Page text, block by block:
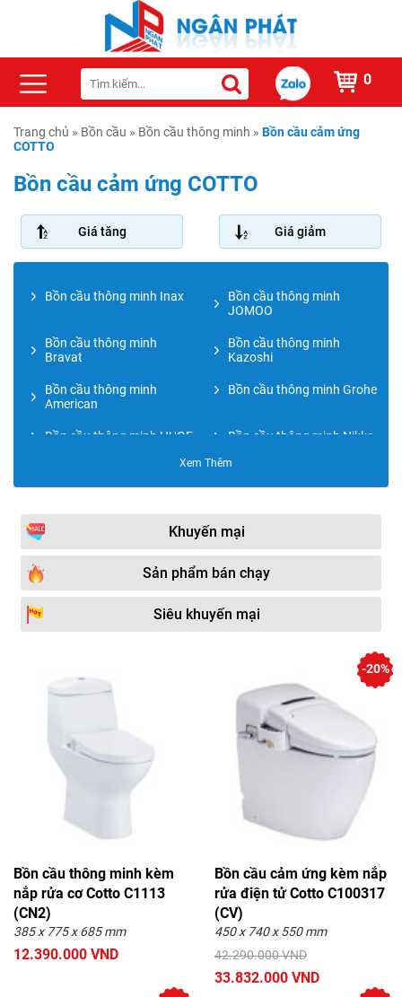
0
Trang chủ » Bồn cầu » Bồn cầu thông minh » Bồn cầu cảm ứng
COTTO
Bồn cầu cảm ứng COTTO
Giá tăng Giá giảm
Bồn cầu thông minh Inax
Bồn cầu thông minh
JOMOO
Bồn cầu thông minh
Bravat
Bồn cầu thông minh
Kazoshi
Bồn cầu thông minh
American
Bồn cầu thông minh Grohe
Bồn cầu thông minh HUGE Bồn cầu thông minh Nikko
Bồn cầu thông minh Toto Bồn cầu thông minh Moen
Duravit
Moonoah
Bồn cầu thông minh
Bồn cầu thông minh
Bồn cầu thông minh Cotto Bồn cầu thông minh Kohler
Bồn cầu thông minh
Bồn cầu thông minh Basic Bồn cầu thông minh ECOD
Xem Thêm
Khuyến mại
Sản phẩm bán chạy
Siêu khuyến mại
Bồn cầu thông minh kèm
nắp rửa cơ Cotto C1113
(CN2)
385 x 775 x 685 mm
12.390.000 VND
Bồn cầu cảm ứng kèm nắp
rửa điện tử Cotto C100317
(CV)
450 x 740 x 550 mm
42.290.000 VND
33.832.000 VND
-20%